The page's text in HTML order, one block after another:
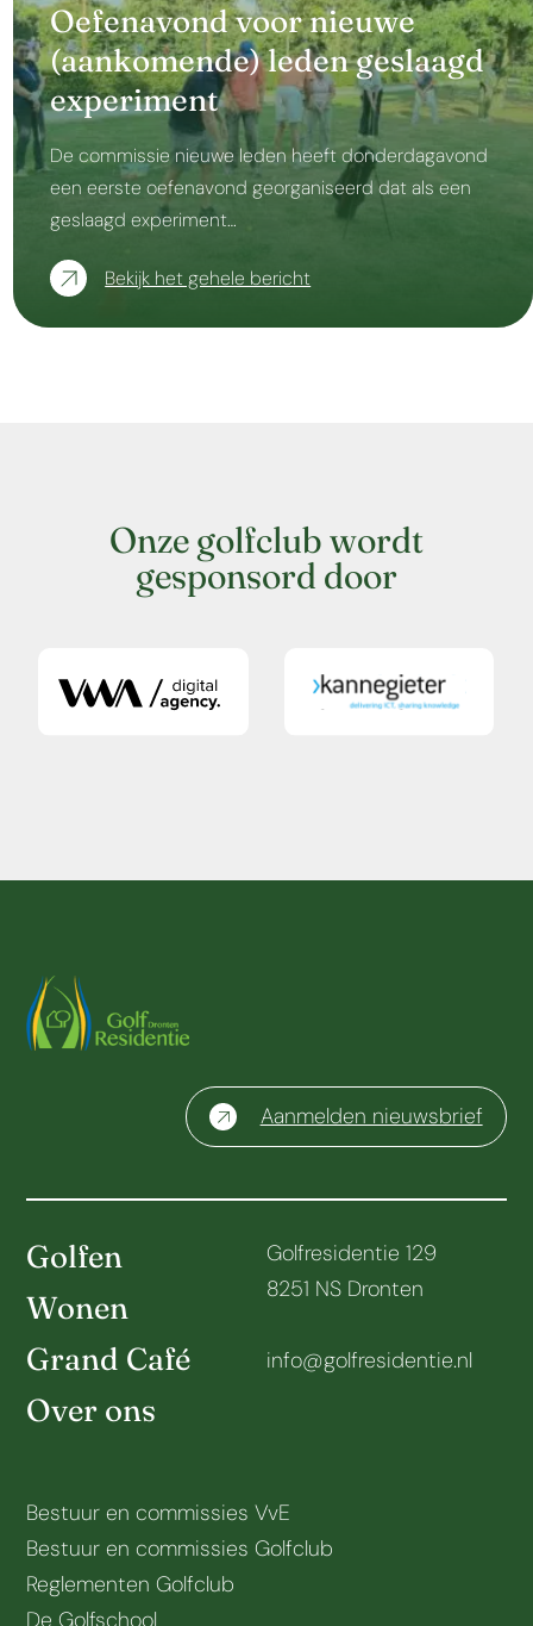
Oefenavond voor nieuwe
(aankomende) leden geslaagd
experiment
De commissie nieuwe leden heeft donderdagavond
een eerste oefenavond georganiseerd dat als een
geslaagd experiment…
Bekijk het gehele bericht
Onze golfclub wordt
gesponsord door
Aanmelden nieuwsbrief
Golfen
Wonen
Grand Café
Over ons
Golfresidentie 129
8251 NS Dronten
info@golfresidentie.nl
Bestuur en commissies VvE
Bestuur en commissies Golfclub
Reglementen Golfclub